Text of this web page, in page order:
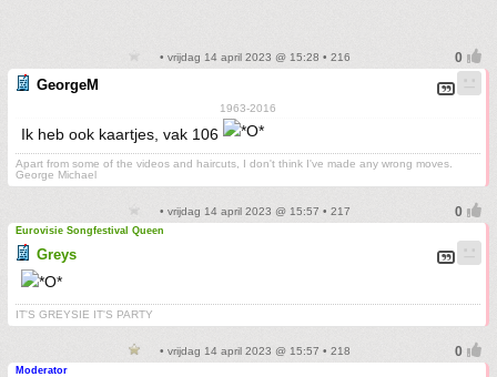
• vrijdag 14 april 2023 @ 15:28 • 216
GeorgeM
1963-2016
Ik heb ook kaartjes, vak 106
Apart from some of the videos and haircuts, I don't think I've made any wrong moves.
George Michael
• vrijdag 14 april 2023 @ 15:57 • 217
Eurovisie Songfestival Queen
Greys
IT'S GREYSIE IT'S PARTY
• vrijdag 14 april 2023 @ 15:57 • 218
Moderator